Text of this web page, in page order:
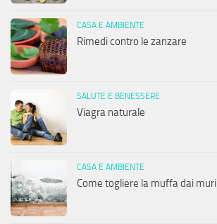
CASA E AMBIENTE
Rimedi contro le zanzare
SALUTE E BENESSERE
Viagra naturale
CASA E AMBIENTE
Come togliere la muffa dai muri